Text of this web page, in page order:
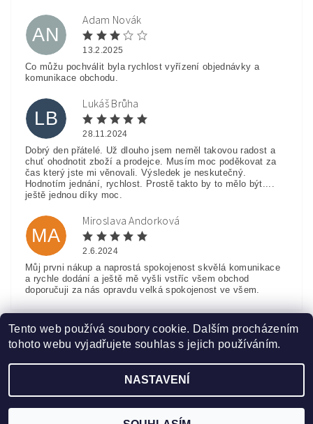
AN
Adam Novák
13.2.2025
Co můžu pochválit byla rychlost vyřízení objednávky a
komunikace obchodu.
LB
Lukáš Brůha
28.11.2024
Dobrý den přátelé. Už dlouho jsem neměl takovou radost a
chuť ohodnotit zboží a prodejce. Musím moc poděkovat za
čas který jste mi věnovali. Výsledek je neskutečný.
Hodnotím jednání, rychlost. Prostě takto by to mělo být....
ještě jednou díky moc.
MA
Miroslava Andorková
2.6.2024
Můj prvni nákup a naprostá spokojenost skvělá komunikace
a rychle dodání a ještě mě vyšli vstříc všem obchod
doporučuji za nás opravdu velká spokojenost ve všem.
2026 ©www.HobbyTriko.cz, všechna práva vyhrazenaUpravit nastavení cookies
Vytvořil Shoptet
Tento web používá soubory cookie. Dalším procházením
tohoto webu vyjadřujete souhlas s jejich používáním.
NASTAVENÍ